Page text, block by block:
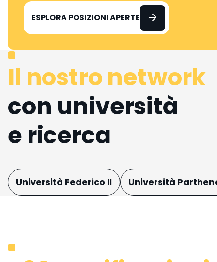
ESPLORA POSIZIONI APERTE
Il nostro network
con università
e ricerca
Università Federico II Università